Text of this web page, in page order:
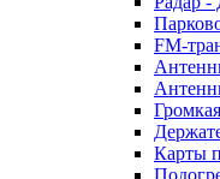
FM-
Карты